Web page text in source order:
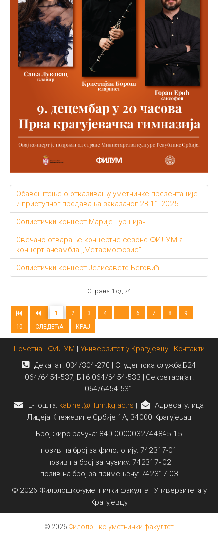
Обавештење о отказивању уметничке презентације
и приступног предавања заказаног 28.11.2025
Солистички концерт Марије Туршијан
Свечано отварање концертне сезоне ФИЛУМ-а -
концерт ансамбла ,,Метармофозис"
Солистички концерт Јелисавете Беговић
Страна 1 од 74
1 2 3 4 ... 6 7 8
9
10
СЛЕДЕЋА КРАЈ
Почетна | ФИЛУМ | Универзитет у Крагујевцу| Контакти
Деканат: 034/304-270 | Студентска служба:Б24
064/6454-537, Б16 064/6454-533 | Секретаријат:
064/6454-531
E-пошта: kabinet@filum.kg.ac.rs |
Адреса: улица
Лицеја Кнежевине Србије 1А, 34000 Крагујевац
Број жиро рачуна: 840-0000032744845-15
позив на број за филологију: 742317-01
позив на број за музику: 742317- 02
позив на број за примењену: 742317-03
© 2026 Филолошко-уметнички факултет Универзитета у
Крагујевцу
© 2026 Филолошко-уметнички факултет